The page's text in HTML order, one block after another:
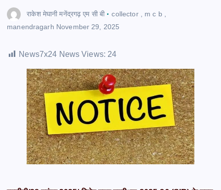
राकेश मेघानी मनेंद्रगढ़ एम सी बी collector, m c b,
manendragarh November 29, 2025
News7x24 News Views: 24